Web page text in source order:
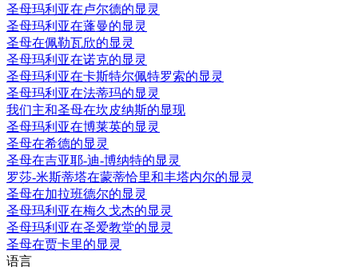
圣母玛利亚在卢尔德的显灵
圣母玛利亚在蓬曼的显灵
圣母在佩勒瓦欣的显灵
圣母玛利亚在诺克的显灵
圣母玛利亚在卡斯特尔佩特罗索的显灵
圣母玛利亚在法蒂玛的显灵
我们主和圣母在坎皮纳斯的显现
圣母玛利亚在博莱英的显灵
圣母在希德的显灵
圣母在吉亚耶-迪-博纳特的显灵
罗莎-米斯蒂塔在蒙蒂恰里和丰塔内尔的显灵
圣母在加拉班德尔的显灵
圣母玛利亚在梅久戈杰的显灵
圣母玛利亚在圣爱教堂的显灵
圣母在贾卡里的显灵
语言